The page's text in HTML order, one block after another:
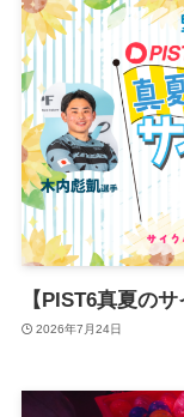
【PIST6真夏の
2026年7月24日